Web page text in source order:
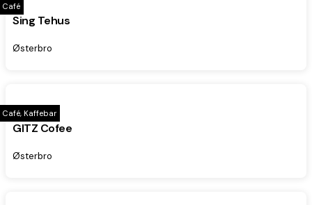
Café
Sing Tehus
Østerbro
Café, Kaffebar
GITZ Cofee
Østerbro